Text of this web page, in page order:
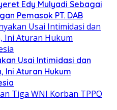
Edy Mulyadi Sebagai
Pemasok PT. DAB
Usai Intimidasi dan
Ini Aturan Hukum